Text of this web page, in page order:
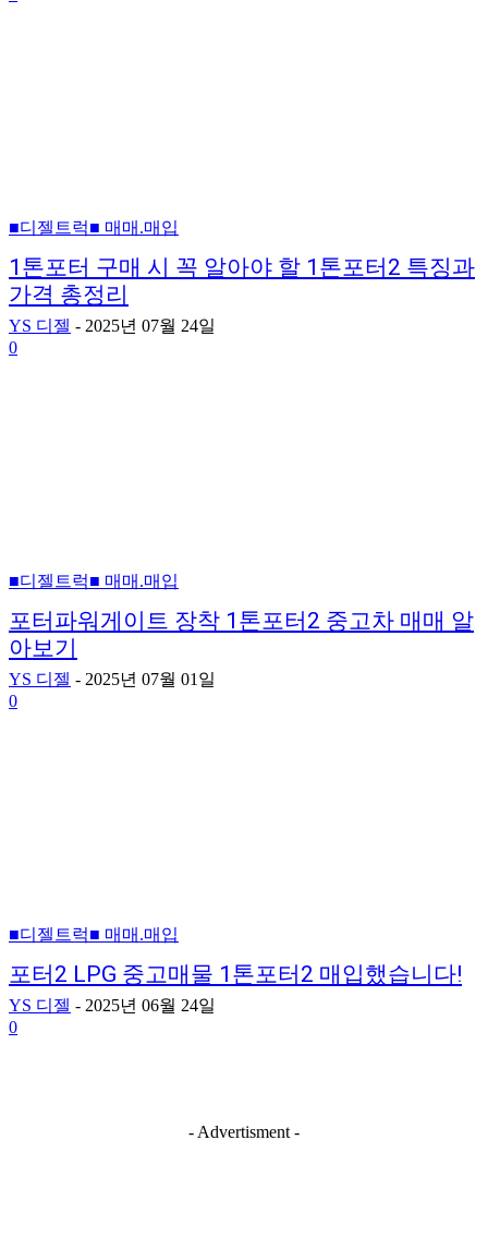
■디젤트럭■ 매매.매입
1톤포터 구매 시 꼭 알아야 할 1톤포터2 특징과
가격 총정리
YS 디젤 - 2025년 07월 24일
0
■디젤트럭■ 매매.매입
포터파워게이트 장착 1톤포터2 중고차 매매 알
아보기
YS 디젤 - 2025년 07월 01일
0
■디젤트럭■ 매매.매입
포터2 LPG 중고매물 1톤포터2 매입했습니다!
YS 디젤 - 2025년 06월 24일
0
- Advertisment -